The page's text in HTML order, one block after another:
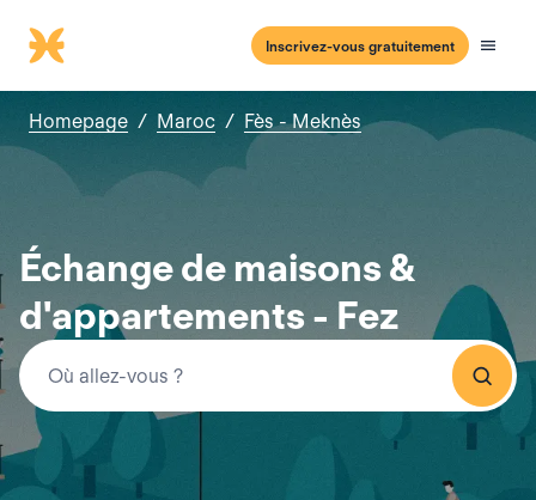
Inscrivez-vous gratuitement
Homepage / Maroc / Fès - Meknès
Échange de maisons &
d'appartements - Fez